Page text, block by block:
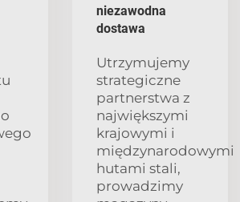
niezawodna
dostawa
Utrzymujemy
strategiczne
partnerstwa z
największymi
krajowymi i
międzynarodowymi
hutami stali,
prowadzimy